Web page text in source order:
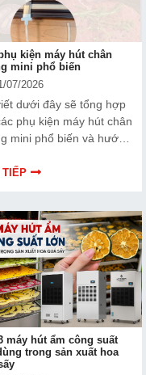
kiện máy hút chân
mini phổ biến
07/2026
dưới đây sẽ tổng hợp
phụ kiện máy hút chân
mini phổ biến và hướng
kỹ thuật ngay tại nhà.
TIẾP
máy hút ẩm công suất
trong sản xuất hoa